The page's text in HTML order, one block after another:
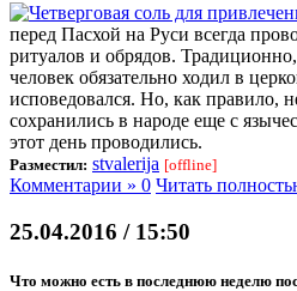
перед Пасхой на Руси всегда
ритуалов и обрядов.
человек обязательно ходил в
исповедовался. Но, как правило,
сохранились в народе еще с
этот день проводились.
Разместил: stvalerija [offline]
Комментарии » 0 Читать
25.04.2016 / 15:50
Что можно есть в последнюю неделю